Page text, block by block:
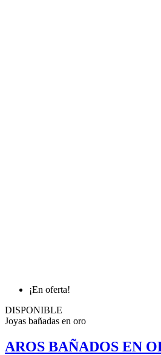
¡En oferta!
DISPONIBLE
Joyas bañadas en oro
AROS BAÑADOS EN